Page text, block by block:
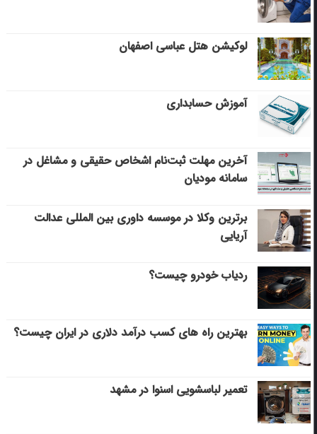
لوکیشن هتل عباسی اصفهان
آموزش حسابداری
آخرین مهلت ثبت‌نام اشخاص حقیقی و مشاغل در
سامانه مودیان
برترین وکلا در موسسه داوری بین المللی عدالت
آریایی
ردیاب خودرو چیست؟
بهترین راه های کسب درآمد دلاری در ایران چیست؟
تعمیر لباسشویی اسنوا در مشهد